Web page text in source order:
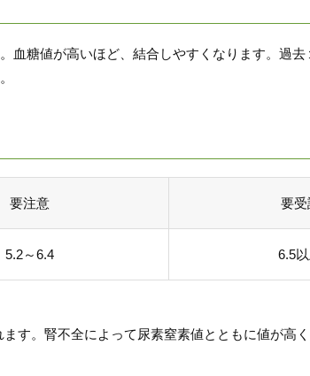
血糖値が高いほど、結合しやすくなります。過
要注意 要受
5.2～6.4 6.5
す。腎不全によって尿素窒素値とともに値が高